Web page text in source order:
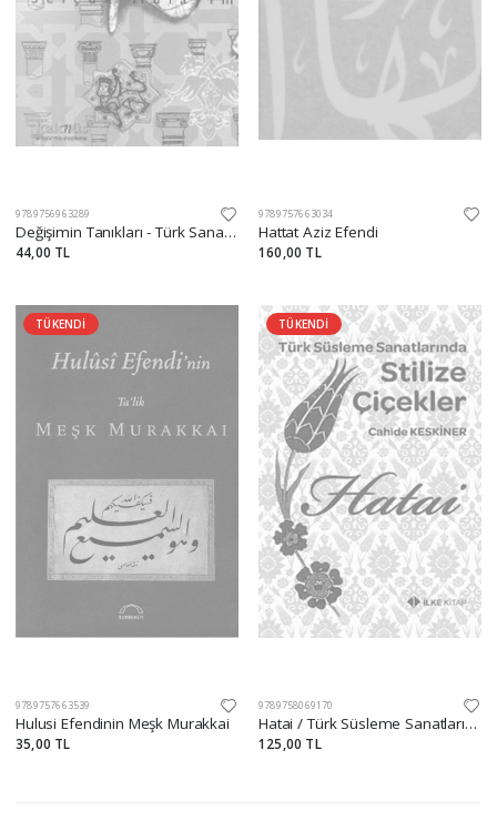
9789756963289
Değişimin Tanıkları - Türk Sanatında İkonografik Dönüşümler
44,00 TL
9789757663034
Hattat Aziz Efendi
160,00 TL
TÜKENDİ
9789757663539
Hulusi Efendinin Meşk Murakkai
35,00 TL
TÜKENDİ
9789758069170
Hatai / Türk Süsleme Sanatlarında Stilize Çiçekler
125,00 TL